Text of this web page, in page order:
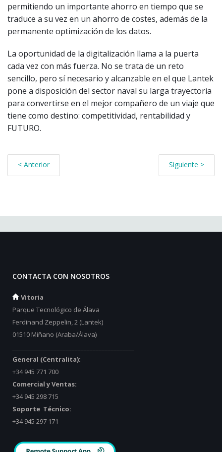
permitiendo un importante ahorro en tiempo que se
traduce a su vez en un ahorro de costes, además de la
permanente optimización de los datos.
La oportunidad de la digitalización llama a la puerta
cada vez con más fuerza. No se trata de un reto
sencillo, pero sí necesario y alcanzable en el que Lantek
pone a disposición del sector naval su larga trayectoria
para convertirse en el mejor compañero de un viaje que
tiene como destino: competitividad, rentabilidad y
FUTURO.
< Anterior Siguiente >
CONTACTA CON NOSOTROS
Vitoria
Parque Tecnológico de Álava
Ferdinand Zeppelin, 2 (Lantek)
01510 Miñano (Araba/Álava)
General (Centralita):
+34 945 771 700
Comercial y Ventas:
+34 945 298 715
Soporte Técnico:
+34 945 297 171